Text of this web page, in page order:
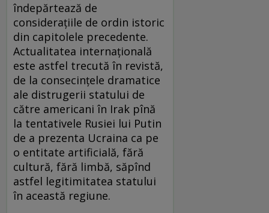
îndepărtează de
consideraţiile de ordin istoric
din capitolele precedente.
Actualitatea internaţională
este astfel trecută în revistă,
de la consecinţele dramatice
ale distrugerii statului de
către americani în Irak pînă
la tentativele Rusiei lui Putin
de a prezenta Ucraina ca pe
o entitate artificială, fără
cultură, fără limbă, săpînd
astfel legitimitatea statului
în această regiune.